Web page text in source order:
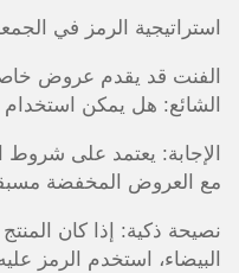
استراتيجية الرمز في
الفنت قد يقدم عروض
الشائع: هل يمكن
الإجابة: يعتمد على شروط
مع العروض المخفضة
نصيحة ذكية: إذا كان
البيضاء، استخدم الرمز عليه (5% أفضل من لا